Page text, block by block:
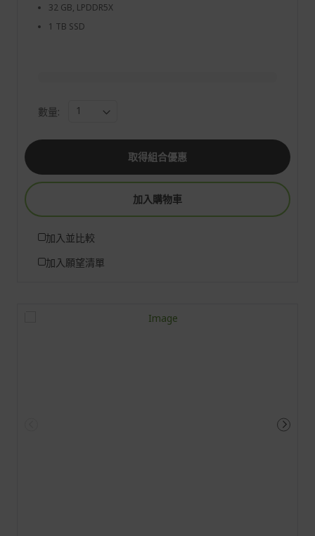
32 GB, LPDDR5X
1 TB SSD
數量:
取得組合優惠
加入購物車
加入並比較
加入願望清單